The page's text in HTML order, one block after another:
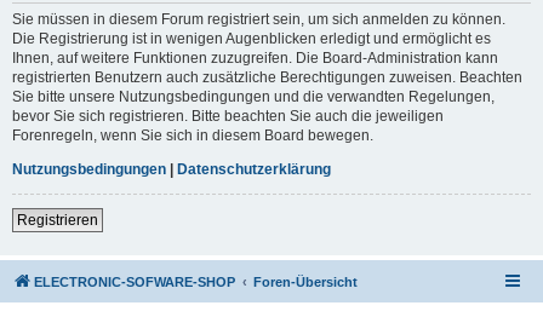
Sie müssen in diesem Forum registriert sein, um sich anmelden zu können.
Die Registrierung ist in wenigen Augenblicken erledigt und ermöglicht es
Ihnen, auf weitere Funktionen zuzugreifen. Die Board-Administration kann
registrierten Benutzern auch zusätzliche Berechtigungen zuweisen. Beachten
Sie bitte unsere Nutzungsbedingungen und die verwandten Regelungen,
bevor Sie sich registrieren. Bitte beachten Sie auch die jeweiligen
Forenregeln, wenn Sie sich in diesem Board bewegen.
Nutzungsbedingungen
Datenschutzerklärung
Registrieren
ELECTRONIC-SOFWARE-SHOP Foren-Übersicht